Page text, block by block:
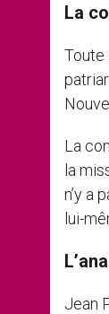
La
Toute
La
la
n’y a
lui-
Jean